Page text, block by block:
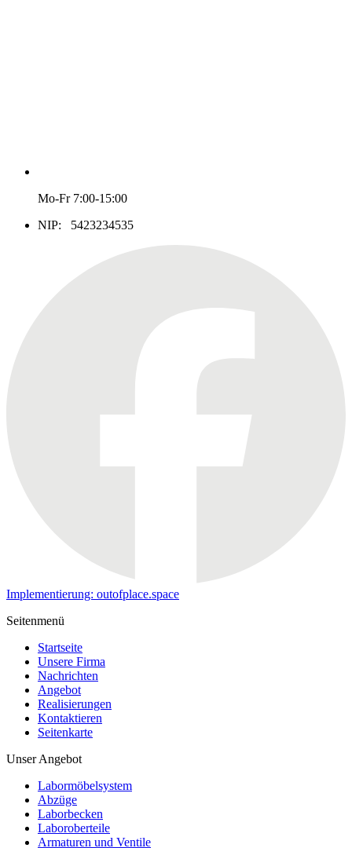
Mo-Fr 7:00-15:00
NIP: 5423234535
Implementierung: outofplace.space
Seitenmenü
Startseite
Unsere Firma
Nachrichten
Angebot
Realisierungen
Kontaktieren
Seitenkarte
Unser Angebot
Labormöbelsystem
Abzüge
Laborbecken
Laboroberteile
Armaturen und Ventile